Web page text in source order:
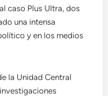
caso Plus Ultra, dos
una intensa
y en los medios
la Unidad Central